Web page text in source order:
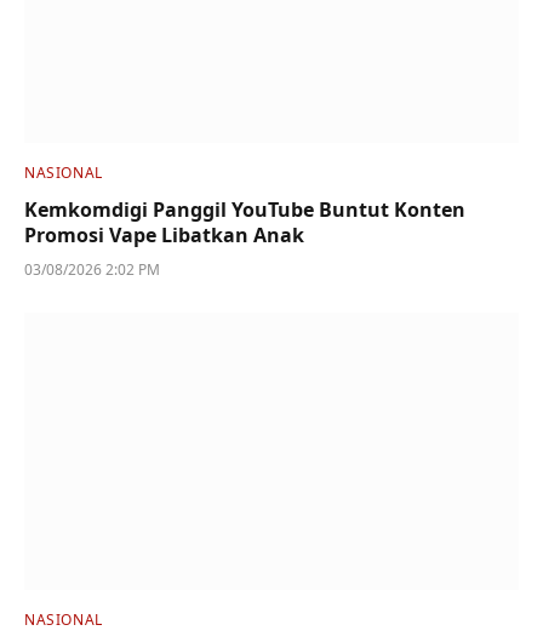
NASIONAL
Kemkomdigi Panggil YouTube Buntut Konten
Promosi Vape Libatkan Anak
03/08/2026 2:02 PM
NASIONAL